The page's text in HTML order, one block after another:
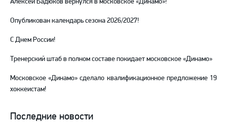
Опубликован календарь сезона 2026/2027!
С Днем России!
Тренерский штаб в полном составе покидает московское «Динамо»
Московское «Динамо» сделало квалификационное предложение 19
хоккеистам!
Последние новости